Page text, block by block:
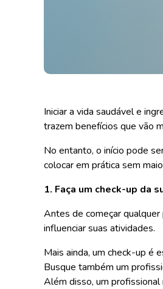
Iniciar a vida saudável e
trazem benefícios que vão
No entanto, o início pode
colocar em prática sem
1. Faça um check-up da
Antes de começar
influenciar suas atividades.
Mais ainda, um check-up é
Busque também um
Além disso, um